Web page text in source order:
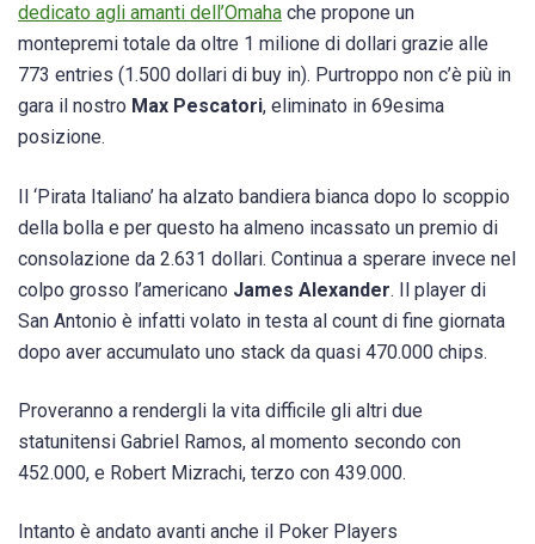
dedicato agli amanti dell’Omaha che propone un
montepremi totale da oltre 1 milione di dollari grazie alle
773 entries (1.500 dollari di buy in). Purtroppo non c’è più in
gara il nostro Max Pescatori, eliminato in 69esima
posizione.
Il ‘Pirata Italiano’ ha alzato bandiera bianca dopo lo scoppio
della bolla e per questo ha almeno incassato un premio di
consolazione da 2.631 dollari. Continua a sperare invece nel
colpo grosso l’americano James Alexander. Il player di
San Antonio è infatti volato in testa al count di fine giornata
dopo aver accumulato uno stack da quasi 470.000 chips.
Proveranno a rendergli la vita difficile gli altri due
statunitensi Gabriel Ramos, al momento secondo con
452.000, e Robert Mizrachi, terzo con 439.000.
Intanto è andato avanti anche il Poker Players